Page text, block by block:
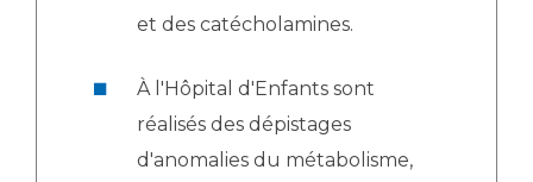
Mouvement Parcours Handicap 13
Activité physique
Réseaux de soins
Médicale
Radiologie / Imagerie
Cancérologie
et des catécholamines.
À l'Hôpital d'Enfants sont
réalisés des dépistages
d'anomalies du métabolisme,